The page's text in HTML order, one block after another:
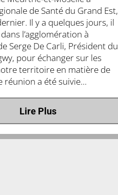
de Santé du Grand Est,
Il y a quelques jours, il
l’agglomération à
Serge De Carli, Président du
pour échanger sur les
territoire en matière de
réunion a été suivie...
Lire Plus